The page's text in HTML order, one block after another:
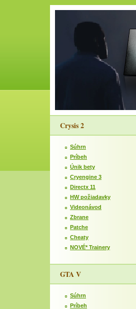
Crysis 2
Súhrn
Príbeh
Únik bety
Cryengine 3
Directx 11
HW požiadavky
Videonávod
Zbrane
Patche
Cheaty
NOVÉ* Trainery
GTA V
Súhrn
Príbeh